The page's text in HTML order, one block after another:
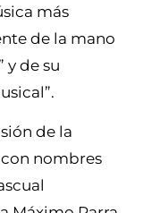
más
de la mano
y de su
de la
nombres